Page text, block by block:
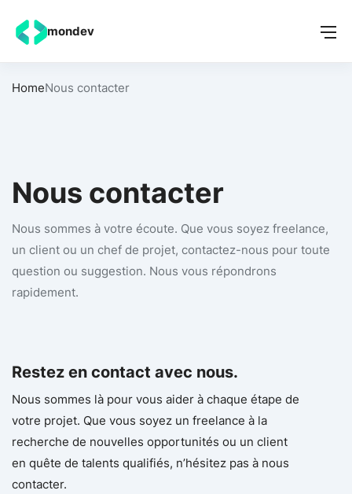
mondev
HomeNous contacter
Nous contacter
Nous sommes à votre écoute. Que vous soyez freelance,
un client ou un chef de projet, contactez-nous pour toute
question ou suggestion. Nous vous répondrons
rapidement.
Restez en contact avec nous.
Nous sommes là pour vous aider à chaque étape de
votre projet. Que vous soyez un freelance à la
recherche de nouvelles opportunités ou un client
en quête de talents qualifiés, n’hésitez pas à nous
contacter.